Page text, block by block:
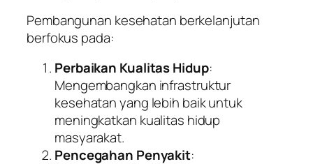
Pembangunan kesehatan berkelanjutan
berfokus pada:
Perbaikan Kualitas Hidup:
Mengembangkan infrastruktur
kesehatan yang lebih baik untuk
meningkatkan kualitas hidup
masyarakat.
Pencegahan Penyakit: